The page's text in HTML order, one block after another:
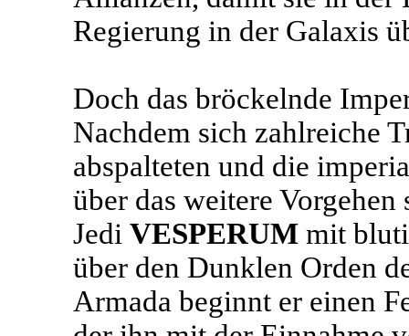
Regierung in der Galaxis
Doch das bröckelnde
Nachdem sich zahlreiche
abspalteten und die
über das weitere
Jedi VESPERUM mit
über den Dunklen Orden
Armada beginnt er einen